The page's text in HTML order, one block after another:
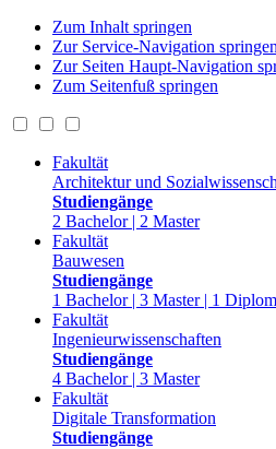
Zum Inhalt springen
Zur Service-Navigation springen
Zur Seiten Haupt-Navigation
Zum Seitenfuß springen
Fakultät
Architektur und
Studiengänge
2 Bachelor | 2 Master
Fakultät
Bauwesen
Studiengänge
1 Bachelor | 3 Master | 1 Diplom
Fakultät
Ingenieurwissenschaften
Studiengänge
4 Bachelor | 3 Master
Fakultät
Digitale Transformation
Studiengänge